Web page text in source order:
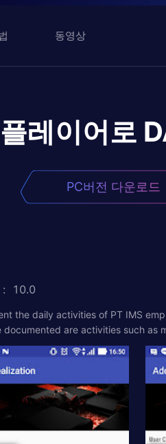
동영상
레이어로
PC버전 다운로드
: 10.0
the daily activities of PT IMS
are activities such as